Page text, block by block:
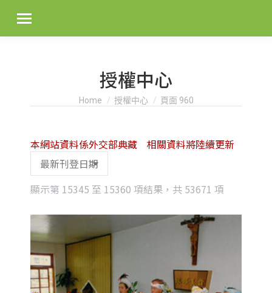
授權中心
You are here:
Home 授權中心 頁面 960
顯示第 15345 至 15360 項結果，共 53671 項
latest
本網站資料係外交部典藏 相關資料將陸續更新